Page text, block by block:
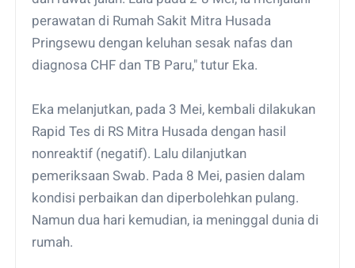
perawatan di Rumah Sakit Mitra Husada
Pringsewu dengan keluhan sesak nafas dan
diagnosa CHF dan TB Paru," tutur Eka.
Eka melanjutkan, pada 3 Mei, kembali dilakukan
Rapid Tes di RS Mitra Husada dengan hasil
nonreaktif (negatif). Lalu dilanjutkan
pemeriksaan Swab. Pada 8 Mei, pasien dalam
kondisi perbaikan dan diperbolehkan pulang.
Namun dua hari kemudian, ia meninggal dunia di
rumah.